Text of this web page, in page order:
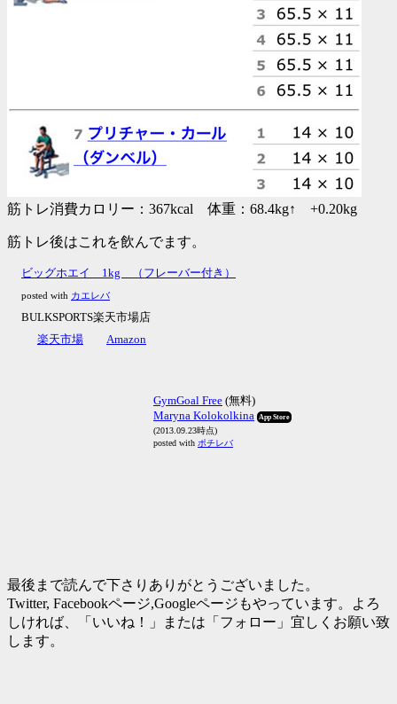
筋トレ消費カロリー：367kcal 体重：68.4kg↑ +0.20kg
筋トレ後はこれを飲んでます。
ビッグホエイ 1kg （フレーバー付き）
posted with カエレバ
BULKSPORTS楽天市場店
楽天市場
Amazon
GymGoal Free (無料)
Maryna Kolokolkina App Store
(2013.09.23時点)
posted with ポチレバ
最後まで読んで下さりありがとうございました。
Twitter, Facebookページ,Googleページもやっています。よろ
しければ、「いいね！」または「フォロー」宜しくお願い致
します。